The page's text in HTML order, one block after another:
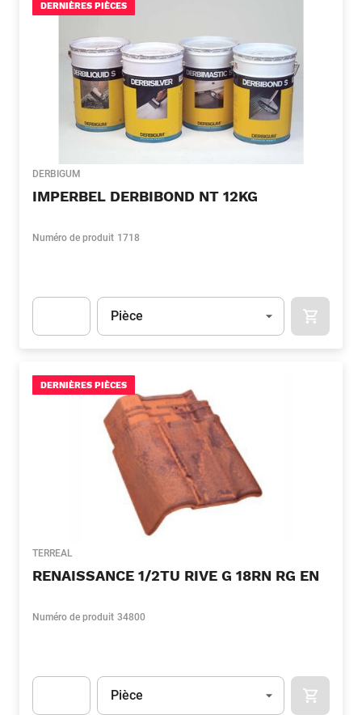
DERNIÈRES PIÈCES
DERBIGUM
IMPERBEL DERBIBOND NT 12KG
Numéro de produit 1718
Unité
Pièce
DERNIÈRES PIÈCES
TERREAL
RENAISSANCE 1/2TU RIVE G 18RN RG EN
Numéro de produit 34800
Unité
Pièce